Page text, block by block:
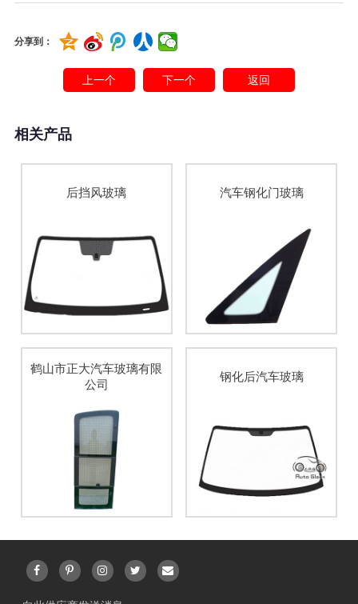
分享到：
上一个 下一个 返回
相关产品
后挡风玻璃 汽车钢化门玻璃
鹤山市正大汽车玻璃有限
公司
钢化后汽车玻璃